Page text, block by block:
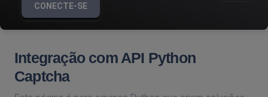
CONECTE-SE
Integração com API Python
Captcha